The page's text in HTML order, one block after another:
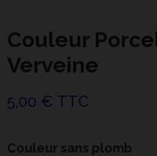
Couleur
Verveine
5,00 € TTC
Couleur sans plomb